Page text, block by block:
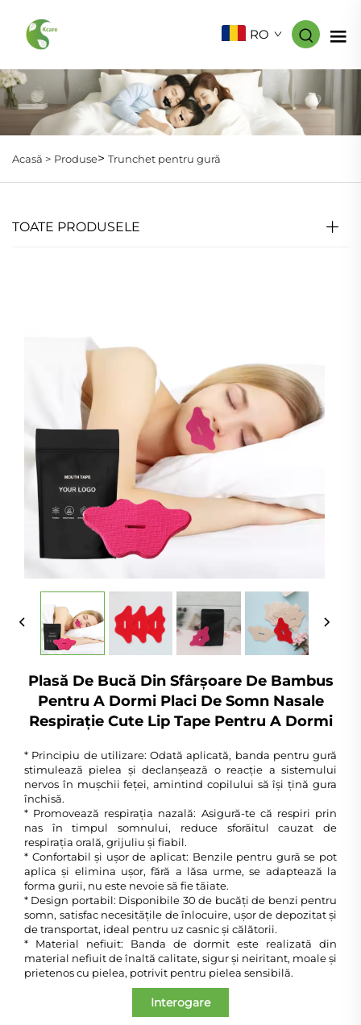
RO
Acasă > Produse> Trunchet pentru gură
TOATE PRODUSELE
Plasă De Bucă Din Sfârșoare De Bambus
Pentru A Dormi Placi De Somn Nasale
Respirație Cute Lip Tape Pentru A Dormi
* Principiu de utilizare: Odată aplicată, banda pentru gură
stimulează pielea și declanșează o reacție a sistemului
nervos în mușchii feței, amintind copilului să își țină gura
închisă.
* Promovează respirația nazală: Asigură-te că respiri prin
nas în timpul somnului, reduce sforăitul cauzat de
respirația orală, grijuliu și fiabil.
* Confortabil și ușor de aplicat: Benzile pentru gură se pot
aplica și elimina ușor, fără a lăsa urme, se adaptează la
forma gurii, nu este nevoie să fie tăiate.
* Design portabil: Disponibile 30 de bucăți de benzi pentru
somn, satisfac necesitățile de înlocuire, ușor de depozitat și
de transportat, ideal pentru uz casnic și călătorii.
* Material nefiuit: Banda de dormit este realizată din
material nefiuit de înaltă calitate, sigur și neiritant, moale și
prietenos cu pielea, potrivit pentru pielea sensibilă.
Interogare